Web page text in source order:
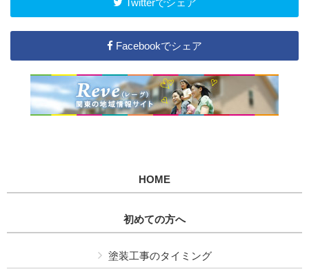
Facebookでシェア
HOME
初めての方へ
塗装工事のタイミング